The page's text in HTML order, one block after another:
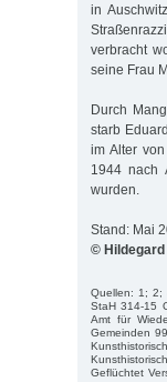
in
verbracht
seine Frau
Durch
starb
im Alter
1944 nach
wurden.
Stand: Mai
©
Quellen: 1; 2;
StaH 314-15
Amt für
Gemeinden
Geflüchtet